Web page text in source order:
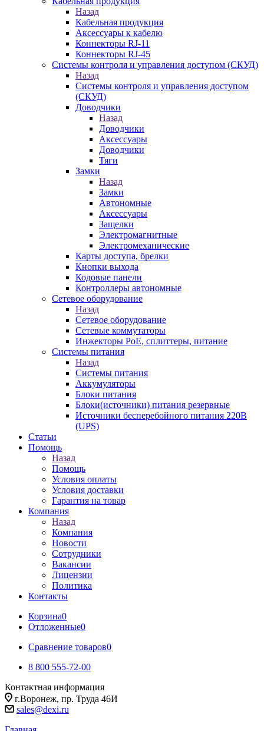
Назад
Кабельная продукция
Аксессуары к кабелю
Коннекторы RJ-11
Коннекторы RJ-45
Системы контроля и управления доступом (СКУД)
Назад
Системы контроля и управления доступом
(СКУД)
Доводчики
Назад
Доводчики
Аксессуары
Доводчики
Тяги
Замки
Назад
Замки
Автономные
Аксессуары
Защелки
Электромагнитные
Электромеханические
Карты доступа, брелки
Кнопки выхода
Кодовые панели
Контроллеры автономные
Сетевое оборудование
Назад
Сетевое оборудование
Сетевые коммутаторы
Инжекторы РоЕ, сплиттеры, питание
Системы питания
Назад
Системы питания
Аккумуляторы
Блоки питания
Блоки(источники) питания резервные
Источники бесперебойного питания 220В
(UPS)
Статьи
Помощь
Назад
Помощь
Условия оплаты
Условия доставки
Гарантия на товар
Компания
Назад
Компания
Новости
Сотрудники
Вакансии
Лицензии
Политика
Контакты
Корзина0
Отложенные0
Сравнение товаров0
8 800 555-72-00
Контактная информация
г.Воронеж, пр. Труда 46И
sales@dexi.ru